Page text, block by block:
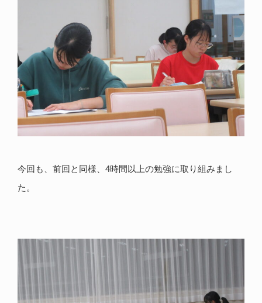
今回も、前回と同様、4時間以上の勉強に取り組みまし
た。